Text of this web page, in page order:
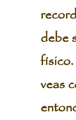
debe
veas